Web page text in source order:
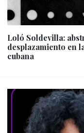
Loló Soldevilla:
desplazamiento en
cubana